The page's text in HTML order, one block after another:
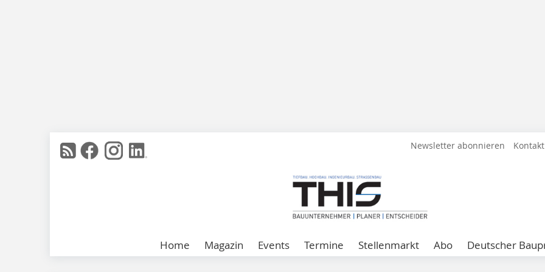
Newsletter abonnieren
Home Magazin Events Termine Stellenmarkt Abo Deutscher